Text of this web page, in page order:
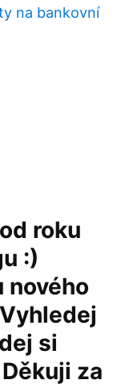
na bankovní
roku
:)
nového
si
za